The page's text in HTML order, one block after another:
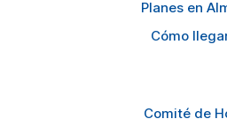
Planes en
Cómo
Comité de